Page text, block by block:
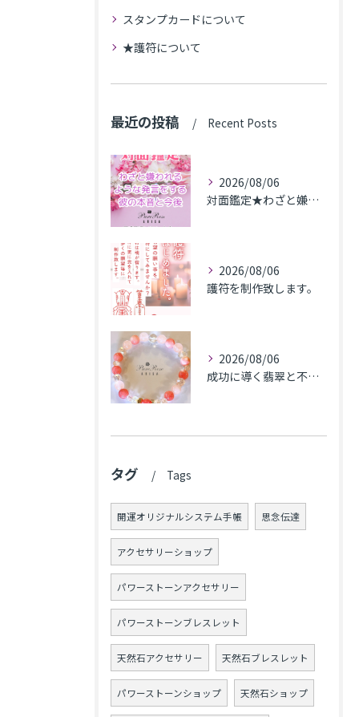
スタンプカードについて
★護符について
最近の投稿 Recent Posts
2026/08/06
対面鑑定★わざと嫌われるような発言をする彼の本音と今後★埼玉県M.K様
2026/08/06
護符を制作致します。
2026/08/06
成功に導く翡翠と不安解消のカルセドニー､魅力アップのローズクォーツのブレス★東京都N.K様
タグ Tags
開運オリジナルシステム手帳 思念伝達
アクセサリーショップ
パワーストーンアクセサリー
パワーストーンブレスレット
天然石アクセサリー 天然石ブレスレット
パワーストーンショップ 天然石ショップ